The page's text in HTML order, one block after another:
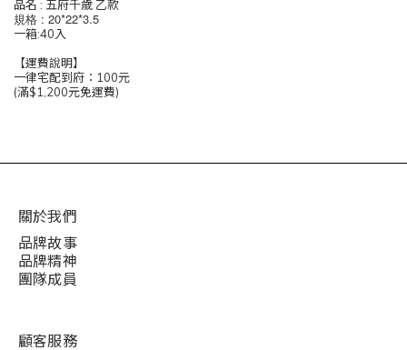
品名 : 五府千歲 乙款
規格 : 20*22*3.5
一箱:40入
【運費說明】
一律宅配到府：100元
(滿$1,200元免運費)
關於我們
品牌故事
品牌精神
團隊成員
顧客服務